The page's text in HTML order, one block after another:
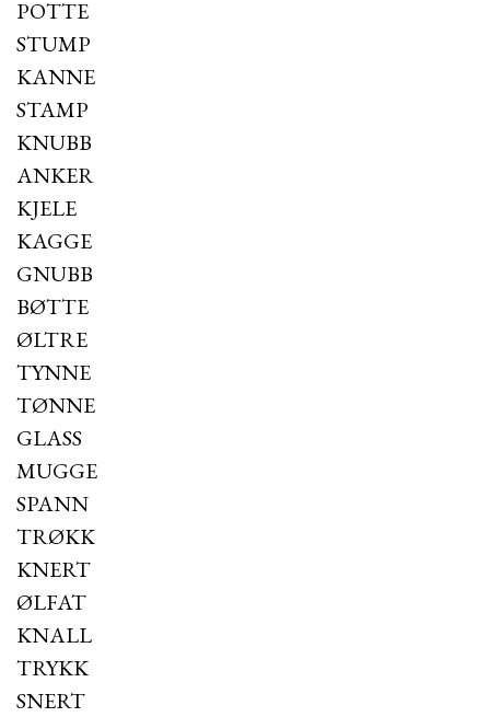
POTTE
STUMP
KANNE
STAMP
KNUBB
ANKER
KJELE
KAGGE
GNUBB
BØTTE
ØLTRE
TYNNE
TØNNE
GLASS
MUGGE
SPANN
TRØKK
KNERT
ØLFAT
KNALL
TRYKK
SNERT